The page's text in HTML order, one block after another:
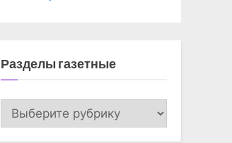
Разделы газетные
Разделы
газетные